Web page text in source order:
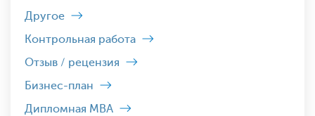
Другое
Контрольная работа
Отзыв / рецензия
Бизнес-план
Дипломная MBA